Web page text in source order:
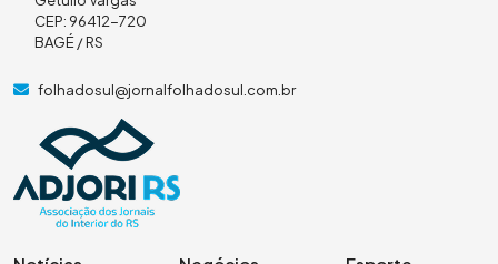
CEP: 96412-720
BAGÉ / RS
folhadosul@jornalfolhadosul.com.br